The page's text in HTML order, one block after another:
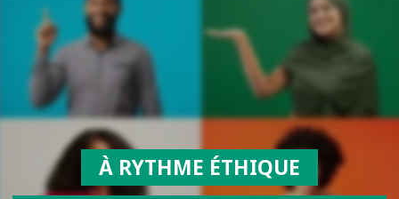
À RYTHME ÉTHIQUE